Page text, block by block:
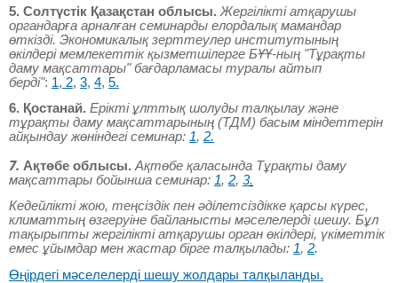
5. Солтүстік Қазақстан облысы. Жергілікті атқарушы
органдарға арналған семинарды елордалық мамандар
өткізді. Экономикалық зерттеулер институтының
өкілдері мемлекеттік қызметшілерге БҰҰ-ның "Тұрақты
даму мақсаттары" бағдарламасы туралы айтып
берді": 1, 2, 3, 4, 5.
6. Қостанай. Ерікті ұлттық шолуды талқылау және
тұрақты даму мақсаттарының (ТДМ) басым міндеттерін
айқындау жөніндегі семинар: 1, 2.
7. Ақтөбе облысы. Ақтөбе қаласында Тұрақты даму
мақсаттары бойынша семинар: 1, 2, 3.
Кедейлікті жою, теңсіздік пен әділетсіздікке қарсы күрес,
климаттың өзгеруіне байланысты мәселелерді шешу. Бұл
тақырыпты жергілікті атқарушы орган өкілдері, үкіметтік
емес ұйымдар мен жастар бірге талқылады: 1, 2.
Өңірдегі мәселелерді шешу жолдары талқыланды.